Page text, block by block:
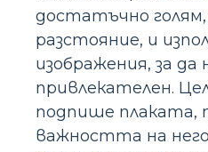
достатъчно
разстояние, и
изображения, за
привлекателен.
подпише плаката,
важността на